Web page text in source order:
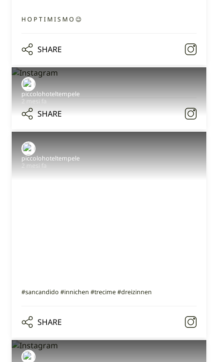
H O P T I M I S M O 😉
SHARE
piccolohoteltempele
2 mesi fa
SHARE
piccolohoteltempele
2 mesi fa
#sancandido #innichen #trecime #dreizinnen
SHARE